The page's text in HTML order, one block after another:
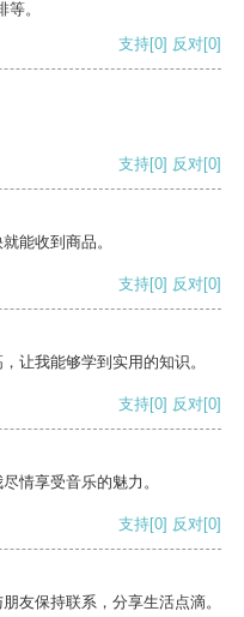
。
支持[0] 反对[0]
支持[0] 反对[0]
能收到商品。
支持[0] 反对[0]
让我能够学到实用的知识。
支持[0] 反对[0]
情享受音乐的魅力。
支持[0] 反对[0]
友保持联系，分享生活点滴。